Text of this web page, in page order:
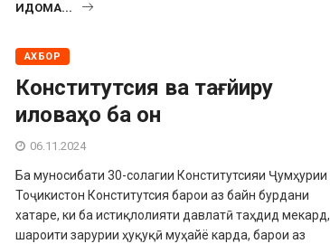
ИДОМА...
АХБОР
Конститутсия ва тағйиру
иловаҳо ба он
06.11.2024
Ба муносибати 30-солагии Конститутсияи Ҷумҳурии
Тоҷикистон Конститутсия барои аз байн бурдани
хатаре, ки ба истиқлолияти давлатӣ таҳдид мекард,
шароити зарурии ҳуқуқӣ муҳайё карда, барои аз